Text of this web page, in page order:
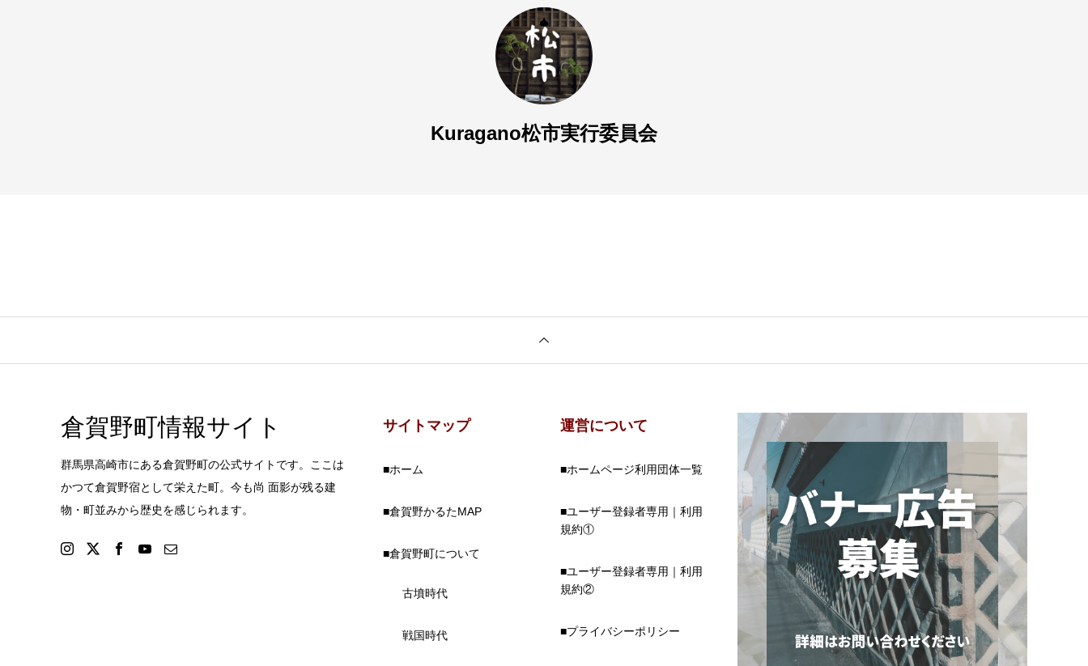
Kuragano松市実行委員会
倉賀野町情報サイト
群馬県高崎市にある倉賀野町の公式サイトです。ここは
かつて倉賀野宿として栄えた町。今も尚 面影が残る建
物・町並みから歴史を感じられます。
サイトマップ
■ホーム
■倉賀野かるたMAP
■倉賀野町について
古墳時代
戦国時代
運営について
■ホームページ利用団体一覧
■ユーザー登録者専用｜利用
規約①
■ユーザー登録者専用｜利用
規約②
■プライバシーポリシー